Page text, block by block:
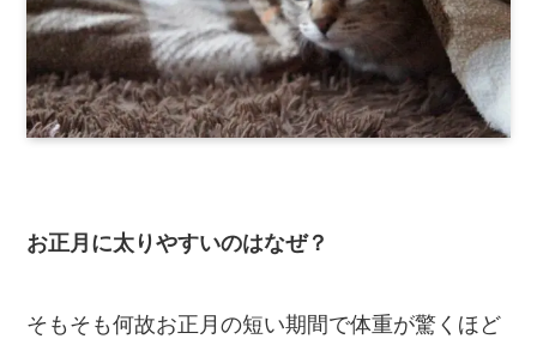
お正月に太りやすいのはなぜ？
そもそも何故お正月の短い期間で体重が驚くほど